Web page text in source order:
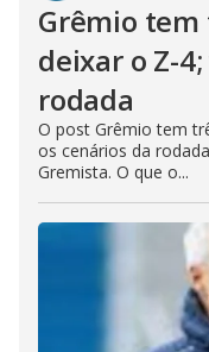
Grêmio
deixar o Z-
rodada
O post Grêmio tem
os cenários da
Gremista. O que o...